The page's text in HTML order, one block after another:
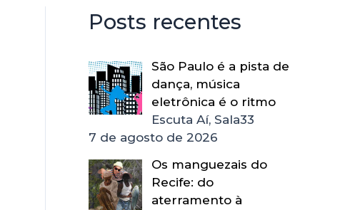
Posts recentes
São Paulo é a pista de
dança, música
eletrônica é o ritmo
Escuta Aí, Sala33
7 de agosto de 2026
Os manguezais do
Recife: do
aterramento à